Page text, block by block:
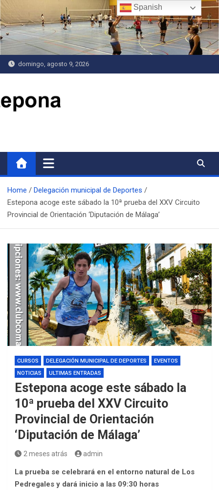
Saltar
al
contenido
domingo, agosto 9, 2026
Home
Delegación municipal de Deportes
Estepona acoge este sábado la 10ª prueba del XXV Circuito
Provincial de Orientación ‘Diputación de Málaga’
CURSOS DELEGACIÓN MUNICIPAL DE DEPORTES
EVENTOS
NOTICIAS
ULTIMAS ENTRADAS
Estepona acoge este sábado la
10ª prueba del XXV Circuito
Provincial de Orientación
‘Diputación de Málaga’
2 meses atrás admin
La prueba se celebrará en el entorno natural de Los
Pedregales y dará inicio a las 09:30 horas
Spanish